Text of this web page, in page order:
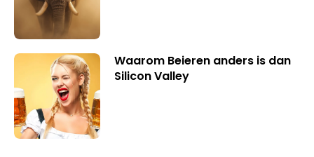
Waarom Beieren anders is dan
Silicon Valley